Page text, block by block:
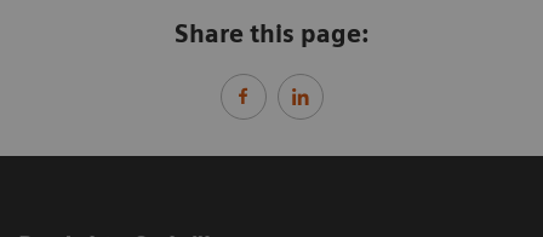
Share this page: